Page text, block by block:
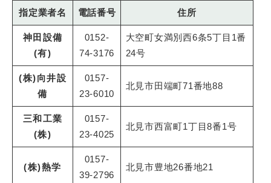
指定業者名
電話番号 住所
神田設備
(有)
0152-
74-3176
大空町女満別西6条5丁目1番
24号
(株)向井設
備
0157-
23-6010
北見市田端町71番地88
三和工業
(株)
0157-
23-4025
北見市西富町1丁目8番1号
(株)熱学
0157-
39-2796
北見市豊地26番地21